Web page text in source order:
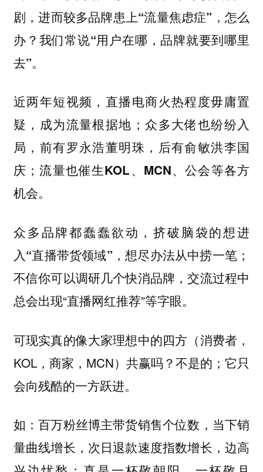
剧，进而较多品牌患上“流量焦虑症” ，怎么
办？我们常说“用户在哪，品牌就要到哪里
去”。
近两年短视频，直播电商火热程度毋庸置
疑，成为流量根据地；众多大佬也纷纷入
局，前有罗永浩董明珠，后有俞敏洪李国
庆； 流量也催生KOL、MCN、公会等各方
机会。
众多品牌都蠢蠢欲动，挤破脑袋的想进
入“直播带货领域” ，想尽办法从中捞一笔；
不信你可以调研几个快消品牌，交流过程中
总会出现“直播网红推荐”等字眼。
可现实真的像大家理想中的四方（消费者，
KOL，商家，MCN）共赢吗？不是的；它只
会向残酷的一方跃进。
如：百万粉丝博主带货销售个位数，当下销
量曲线增长，次日退款速度指数增长，边高